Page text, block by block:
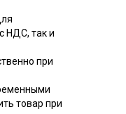
НДС, так и
при
товар при